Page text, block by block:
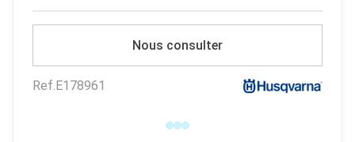
Nous consulter
Ref. E178961